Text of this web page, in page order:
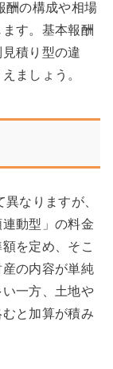
酬の構成や相場
す。基本報酬
積り型の違
ましょう。
なりますが、
動型」の料金
を定め、そこ
の内容が単純
一方、土地や
と加算が積み